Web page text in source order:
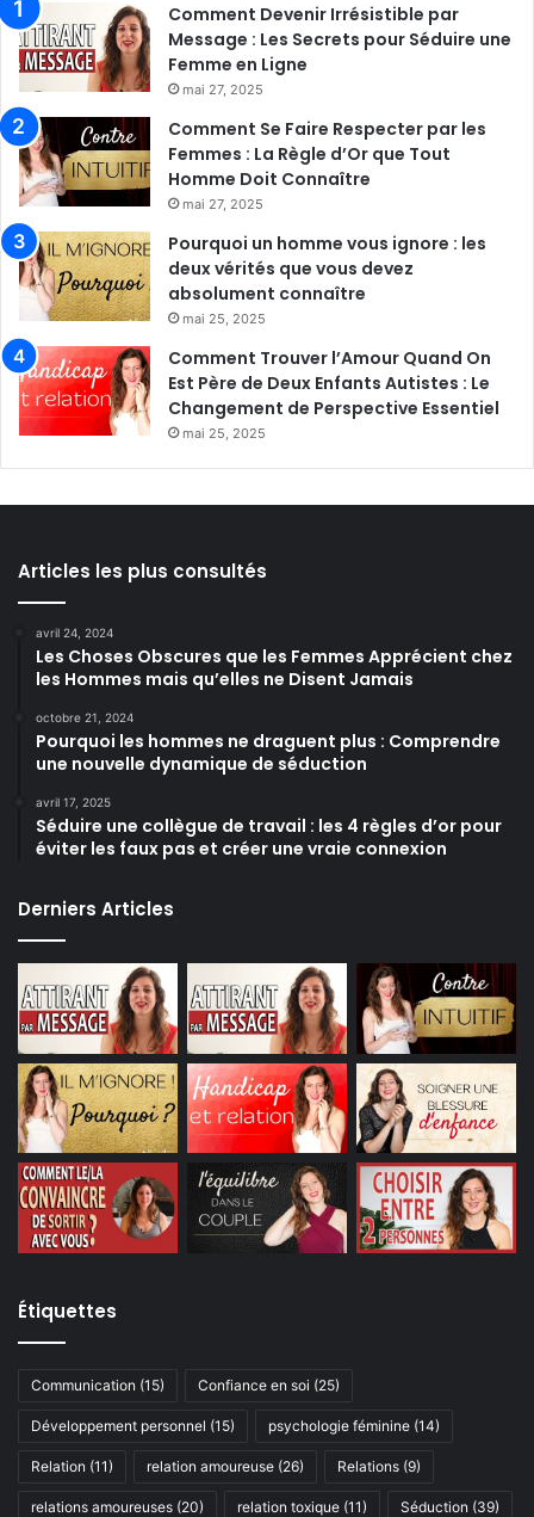
Comment Devenir Irrésistible par
Message : Les Secrets pour Séduire une
Femme en Ligne
mai 27, 2025
Comment Se Faire Respecter par les
Femmes : La Règle d’Or que Tout
Homme Doit Connaître
mai 27, 2025
Pourquoi un homme vous ignore : les
deux vérités que vous devez
absolument connaître
mai 25, 2025
Comment Trouver l’Amour Quand On
Est Père de Deux Enfants Autistes : Le
Changement de Perspective Essentiel
mai 25, 2025
Articles les plus consultés
avril 24, 2024
Les Choses Obscures que les Femmes Apprécient chez
les Hommes mais qu’elles ne Disent Jamais
octobre 21, 2024
Pourquoi les hommes ne draguent plus : Comprendre
une nouvelle dynamique de séduction
avril 17, 2025
Séduire une collègue de travail : les 4 règles d’or pour
éviter les faux pas et créer une vraie connexion
Derniers Articles
Étiquettes
Communication (15) Confiance en soi (25)
Développement personnel (15) psychologie féminine (14)
Relation (11) relation amoureuse (26) Relations (9)
relations amoureuses (20) relation toxique (11) Séduction (39)